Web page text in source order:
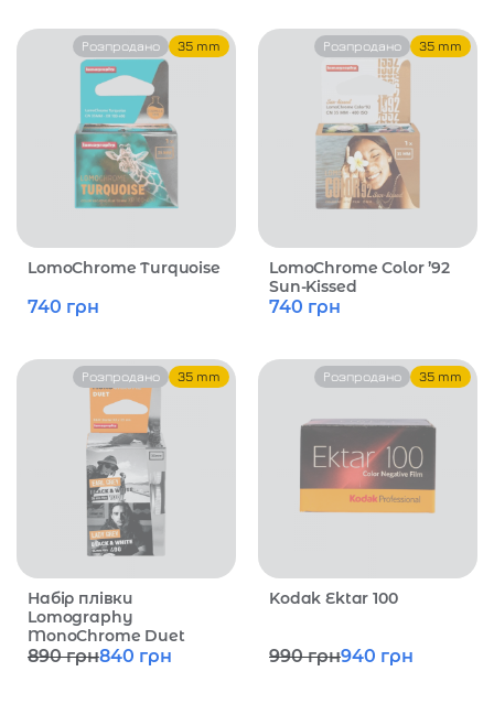
Розпродано 35 mm
LomoChrome Turquoise
740 грн
Розпродано 35 mm
LomoChrome Color ’92
Sun-Kissed
740 грн
Розпродано 35 mm
Набір плівки
Lomography
MonoChrome Duet
890грн840 грн
Розпродано 35 mm
Kodak Ektar 100
990грн940 грн